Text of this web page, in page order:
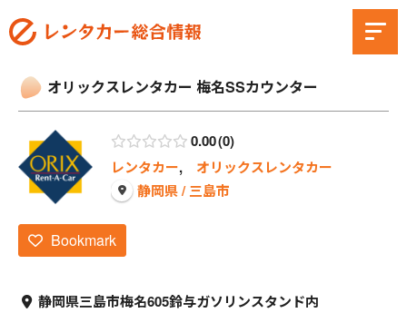
オリックスレンタカー 梅名SSカウンター
0.00 0
レンタカー, オリックスレンタカー
静岡県 / 三島市
Bookmark
静岡県三島市梅名605鈴与ガソリンスタンド内